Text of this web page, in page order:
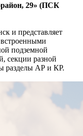
29» (ПСК
и представляет
подземной
секции разной
разделы АР и КР.